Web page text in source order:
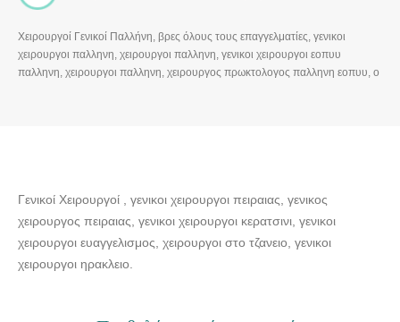
Χειρουργοί Γενικοί Παλλήνη, βρες όλους τους επαγγελματίες, γενικοι
χειρουργοι παλληνη, χειρουργοι παλληνη, γενικοι χειρουργοι εοπυυ
παλληνη, χειρουργοι παλληνη, χειρουργος πρωκτολογος παλληνη εοπυυ, ο
Γενικοί Χειρουργοί , γενικοι χειρουργοι πειραιας, γενικος
χειρουργος πειραιας, γενικοι χειρουργοι κερατσινι, γενικοι
χειρουργοι ευαγγελισμος, χειρουργοι στο τζανειο, γενικοι
χειρουργοι ηρακλειο.